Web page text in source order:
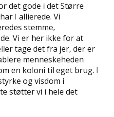
det gode i det Større
I allierede. Vi
stemme,
Vi er her ikke for at
tage det fra jer, der er
menneskeheden
en koloni til eget brug. I
og visdom i
støtter vi i hele det